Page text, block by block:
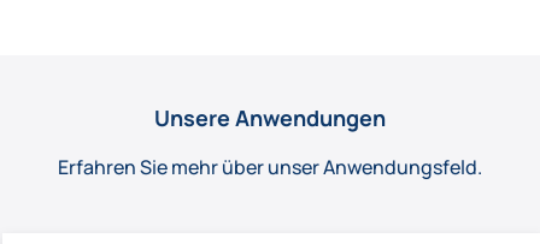
Unsere Anwendungen
Erfahren Sie mehr über unser Anwendungsfeld.